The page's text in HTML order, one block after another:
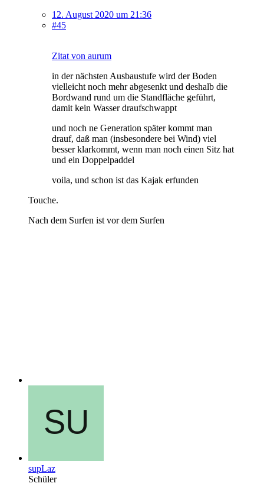
12. August 2020 um 21:36
#45
Zitat von aurum
in der nächsten Ausbaustufe wird der Boden
vielleicht noch mehr abgesenkt und deshalb die
Bordwand rund um die Standfläche geführt,
damit kein Wasser draufschwappt
und noch ne Generation später kommt man
drauf, daß man (insbesondere bei Wind) viel
besser klarkommt, wenn man noch einen Sitz hat
und ein Doppelpaddel
voila, und schon ist das Kajak erfunden
Touche.
Nach dem Surfen ist vor dem Surfen
supLaz
Schüler